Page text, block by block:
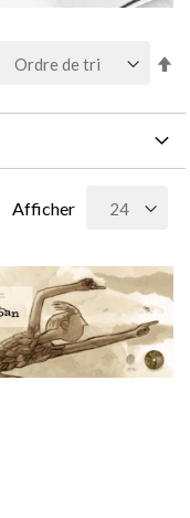
Afficher